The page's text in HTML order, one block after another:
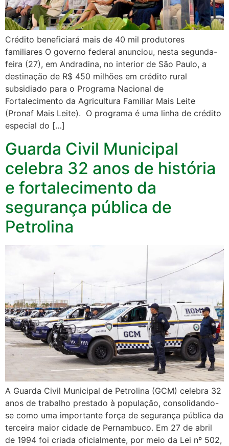
Crédito beneficiará mais de 40 mil produtores
familiares O governo federal anunciou, nesta segunda-
feira (27), em Andradina, no interior de São Paulo, a
destinação de R$ 450 milhões em crédito rural
subsidiado para o Programa Nacional de
Fortalecimento da Agricultura Familiar Mais Leite
(Pronaf Mais Leite). O programa é uma linha de crédito
especial do […]
Guarda Civil Municipal
celebra 32 anos de história
e fortalecimento da
segurança pública de
Petrolina
A Guarda Civil Municipal de Petrolina (GCM) celebra 32
anos de trabalho prestado à população, consolidando-
se como uma importante força de segurança pública da
terceira maior cidade de Pernambuco. Em 27 de abril
de 1994 foi criada oficialmente, por meio da Lei nº 502,